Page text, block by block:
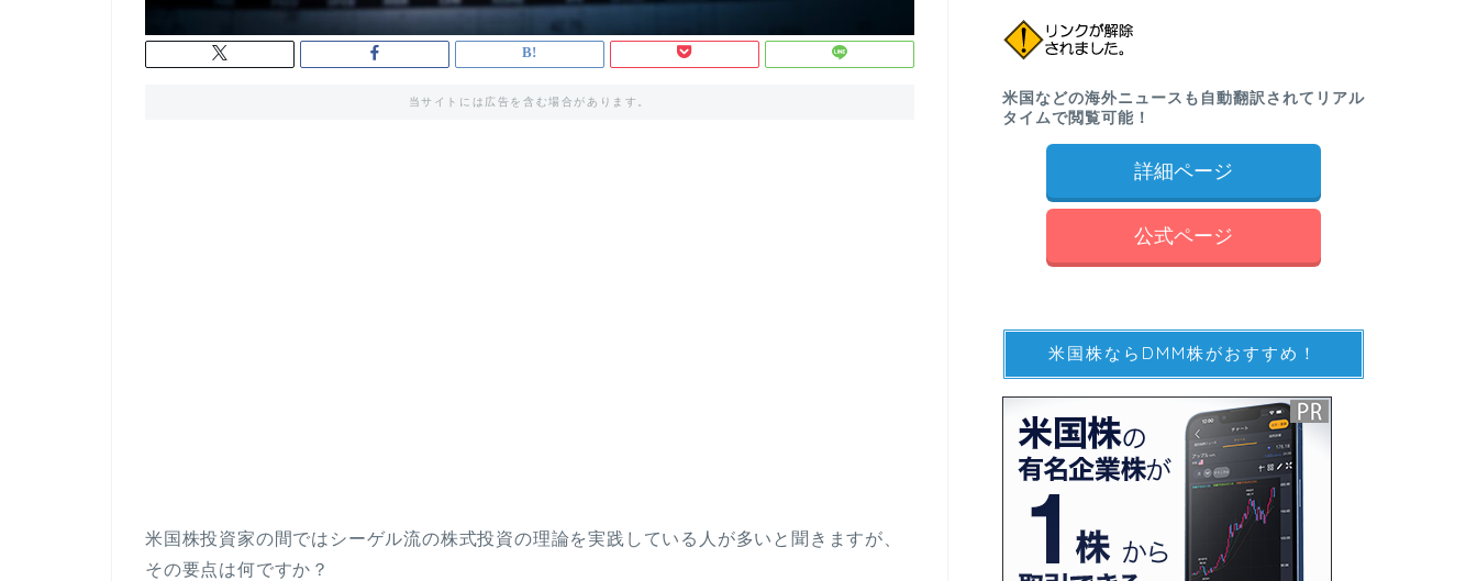
当サイトには広告を含む場合があります。
米国株投資家の間ではシーゲル流の株式投資の理論を実践している人が多いと聞きますが、
その要点は何ですか？
米国などの海外ニュースも自動翻訳されてリアル
タイムで閲覧可能！
詳細ページ
公式ページ
米国株ならDMM株がおすすめ！